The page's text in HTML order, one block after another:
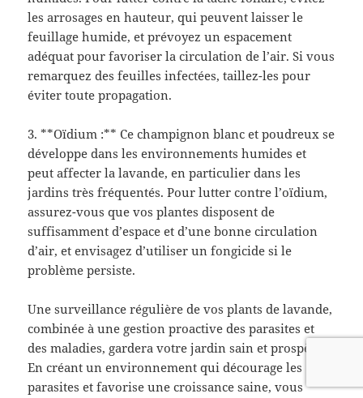
les arrosages en hauteur, qui peuvent laisser le
feuillage humide, et prévoyez un espacement
adéquat pour favoriser la circulation de l’air. Si vous
remarquez des feuilles infectées, taillez-les pour
éviter toute propagation.
3. **Oïdium :** Ce champignon blanc et poudreux se
développe dans les environnements humides et
peut affecter la lavande, en particulier dans les
jardins très fréquentés. Pour lutter contre l’oïdium,
assurez-vous que vos plantes disposent de
suffisamment d’espace et d’une bonne circulation
d’air, et envisagez d’utiliser un fongicide si le
problème persiste.
Une surveillance régulière de vos plants de lavande,
combinée à une gestion proactive des parasites et
des maladies, gardera votre jardin sain et prospère.
En créant un environnement qui décourage les
parasites et favorise une croissance saine, vous